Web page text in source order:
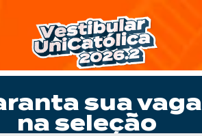
sua vaga
na seleção